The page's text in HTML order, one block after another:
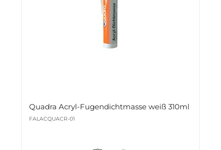
Quadra Acryl-Fugendichtmasse weiß 310ml
FALACQUACR-01